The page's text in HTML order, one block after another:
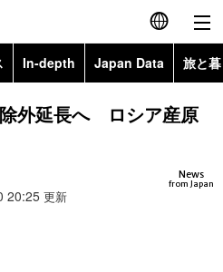
English
简体字
In-depth Japan Data 旅と
Topics
除外延長へ ロシア産原
News
from Japan
20:25 更新